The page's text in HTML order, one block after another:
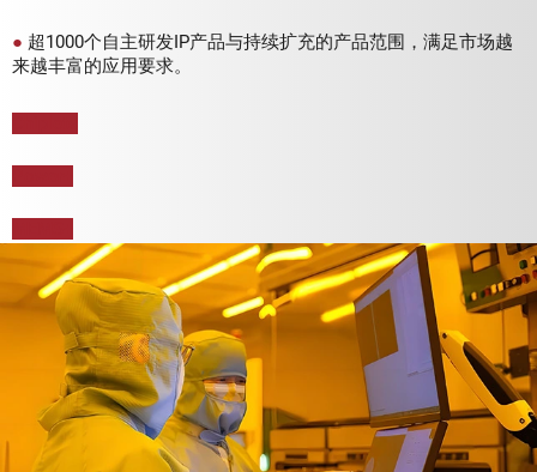
● 超1000个自主研发IP产品与持续扩充的产品范围，满足市场越
来越丰富的应用要求。